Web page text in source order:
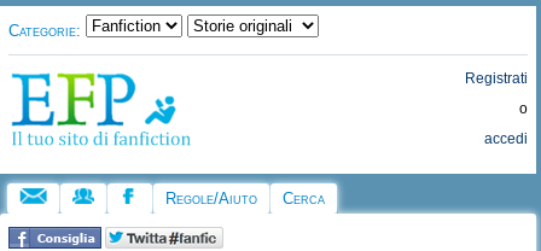
Categorie:
Registrati
o
accedi
Regole/Aiuto Cerca